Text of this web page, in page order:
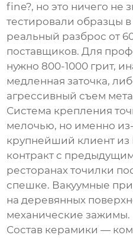
fine?, но это ничего не
тестировали образцы
реальный разброс от
поставщиков. Для
нужно 800-1000 грит,
медленная заточка,
агрессивный съем
Система крепления
мелочью, но именно
крупнейший клиент из
контракт с
ресторанах точилки
спешке. Вакуумные
на деревянных
механические зажимы.
Состав керамики —